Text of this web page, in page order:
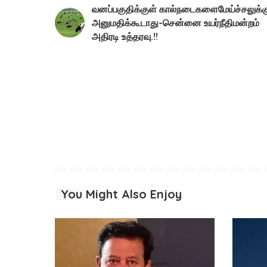
வனப்பகுதிக்குள்
அனுமதிக்கூடாது-சென்னை உயர்நீதிமன்றம்
அதிரடி உத்தரவு.!!
You Might Also Enjoy